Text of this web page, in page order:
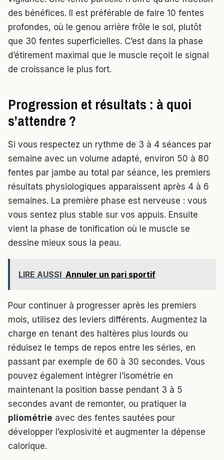
des bénéfices. Il est préférable de faire 10 fentes
profondes, où le genou arrière frôle le sol, plutôt
que 30 fentes superficielles. C’est dans la phase
d’étirement maximal que le muscle reçoit le signal
de croissance le plus fort.
Progression et résultats : à quoi
s’attendre ?
Si vous respectez un rythme de 3 à 4 séances par
semaine avec un volume adapté, environ 50 à 80
fentes par jambe au total par séance, les premiers
résultats physiologiques apparaissent après 4 à 6
semaines. La première phase est nerveuse : vous
vous sentez plus stable sur vos appuis. Ensuite
vient la phase de tonification où le muscle se
dessine mieux sous la peau.
LIRE AUSSI Annuler un pari sportif
Pour continuer à progresser après les premiers
mois, utilisez des leviers différents. Augmentez la
charge en tenant des haltères plus lourds ou
réduisez le temps de repos entre les séries, en
passant par exemple de 60 à 30 secondes. Vous
pouvez également intégrer l’isométrie en
maintenant la position basse pendant 3 à 5
secondes avant de remonter, ou pratiquer la
pliométrie avec des fentes sautées pour
développer l’explosivité et augmenter la dépense
calorique.